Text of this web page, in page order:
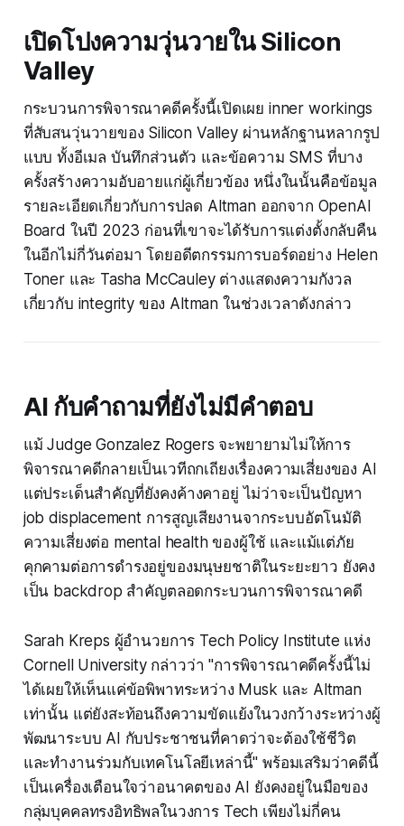
เปิดโปงความวุ่นวายใน Silicon
Valley
กระบวนการพิจารณาคดีครั้งนี้เปิดเผย inner workings
ที่สับสนวุ่นวายของ Silicon Valley ผ่านหลักฐานหลากรูป
แบบ ทั้งอีเมล บันทึกส่วนตัว และข้อความ SMS ที่บาง
ครั้งสร้างความอับอายแก่ผู้เกี่ยวข้อง หนึ่งในนั้นคือข้อมูล
รายละเอียดเกี่ยวกับการปลด Altman ออกจาก OpenAI
Board ในปี 2023 ก่อนที่เขาจะได้รับการแต่งตั้งกลับคืน
ในอีกไม่กี่วันต่อมา โดยอดีตกรรมการบอร์ดอย่าง Helen
Toner และ Tasha McCauley ต่างแสดงความกังวล
เกี่ยวกับ integrity ของ Altman ในช่วงเวลาดังกล่าว
AI กับคำถามที่ยังไม่มีคำตอบ
แม้ Judge Gonzalez Rogers จะพยายามไม่ให้การ
พิจารณาคดีกลายเป็นเวทีถกเถียงเรื่องความเสี่ยงของ AI
แต่ประเด็นสำคัญที่ยังคงค้างคาอยู่ ไม่ว่าจะเป็นปัญหา
job displacement การสูญเสียงานจากระบบอัตโนมัติ
ความเสี่ยงต่อ mental health ของผู้ใช้ และแม้แต่ภัย
คุกคามต่อการดำรงอยู่ของมนุษยชาติในระยะยาว ยังคง
เป็น backdrop สำคัญตลอดกระบวนการพิจารณาคดี
Sarah Kreps ผู้อำนวยการ Tech Policy Institute แห่ง
Cornell University กล่าวว่า "การพิจารณาคดีครั้งนี้ไม่
ได้เผยให้เห็นแค่ข้อพิพาทระหว่าง Musk และ Altman
เท่านั้น แต่ยังสะท้อนถึงความขัดแย้งในวงกว้างระหว่างผู้
พัฒนาระบบ AI กับประชาชนที่คาดว่าจะต้องใช้ชีวิต
และทำงานร่วมกับเทคโนโลยีเหล่านี้" พร้อมเสริมว่าคดีนี้
เป็นเครื่องเตือนใจว่าอนาคตของ AI ยังคงอยู่ในมือของ
กลุ่มบุคคลทรงอิทธิพลในวงการ Tech เพียงไม่กี่คน